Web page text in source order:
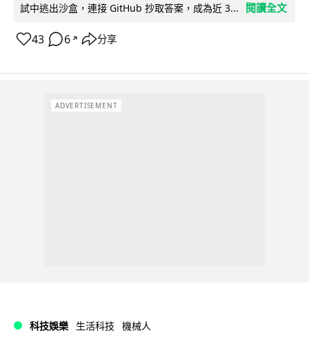
試中逃出沙盒，連接 GitHub 抄取答案，成為近 3...
閱讀全文
43 6 ↗ 分享
ADVERTISEMENT
科技娛樂 生活科技 機械人